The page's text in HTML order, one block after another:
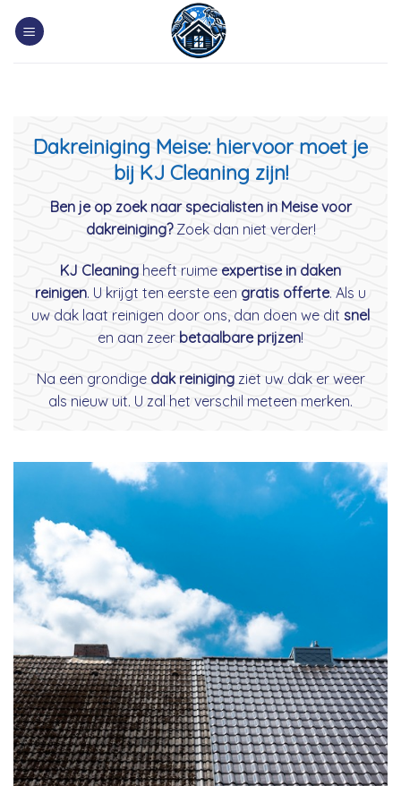
Dakreiniging Meise: hiervoor moet je
bij KJ Cleaning zijn!
Ben je op zoek naar specialisten in Meise voor
dakreiniging?Zoek dan niet verder!
KJ Cleaning heeft ruime expertise in daken
reinigen. U krijgt ten eerste een gratis offerte. Als u
uw dak laat reinigen door ons, dan doen we dit snel
en aan zeer betaalbare prijzen!
Na een grondige dak reinigingziet uw dak er weer
als nieuw uit. U zal het verschil meteen merken.